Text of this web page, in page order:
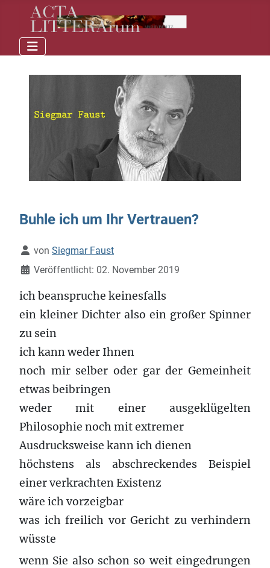
Buhle ich um Ihr Vertrauen?
Details
von Siegmar Faust
Veröffentlicht: 02. November 2019
ich beanspruche keinesfalls
ein kleiner Dichter also ein großer Spinner
zu sein
ich kann weder Ihnen
noch mir selber oder gar der Gemeinheit
etwas beibringen
weder mit einer ausgeklügelten
Philosophie noch mit extremer
Ausdrucksweise kann ich dienen
höchstens als abschreckendes Beispiel
einer verkrachten Existenz
wäre ich vorzeigbar
was ich freilich vor Gericht zu verhindern
wüsste
wenn Sie also schon so weit eingedrungen